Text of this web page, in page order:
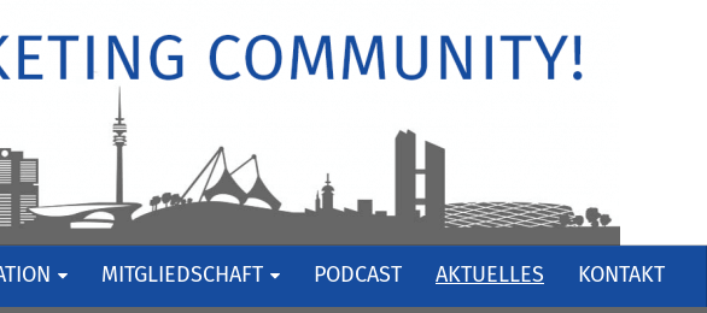
MITGLIEDSCHAFT PODCAST AKTUELLES KONTAKT